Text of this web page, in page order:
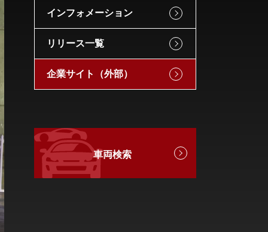
インフォメーション
リリース一覧
企業サイト（外部）
車両検索